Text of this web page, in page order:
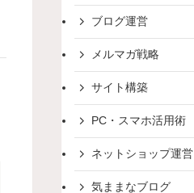
ブログ運営
メルマガ戦略
サイト構築
PC・スマホ活用術
ネットショップ運営
気ままなブログ